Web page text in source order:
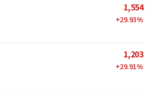
1,554
+29.93%
1,203
+29.91%